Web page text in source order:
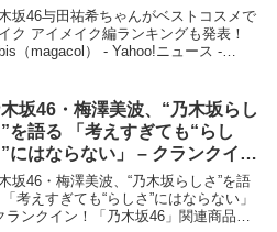
ニュース – Yahoo!ニュー
坂46与田祐希ちゃんがベストコスメで
ク アイメイク編ランキングも発表！
bis（magacol） - Yahoo!ニュース -
アイメイク編ラ...
坂46・梅澤美波、“乃木坂らし
を語る 「考えすぎても“らし
にはならない」 – クランクイ
坂46・梅澤美波、“乃木坂らしさ”を語
考えすぎても“らしさ”にはならない」
ランクイン！「乃木坂46」関連商品乃